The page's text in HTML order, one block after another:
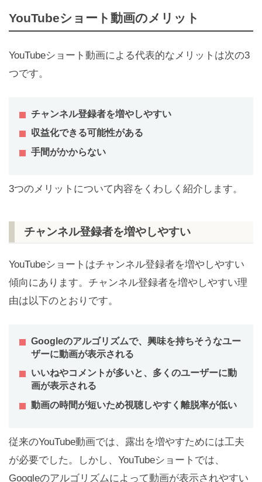
YouTubeショート動画のメリット
YouTubeショート動画による代表的なメリットは次の3
つです。
チャンネル登録者を増やしやすい
収益化できる可能性がある
手間がかからない
3つのメリットについて内容をくわしく紹介します。
チャンネル登録者を増やしやすい
YouTubeショートはチャンネル登録者を増やしやすい
傾向にあります。チャンネル登録者を増やしやすい理
由は以下のとおりです。
Googleのアルゴリズムで、興味を持ちそうなユー
ザーに動画が表示される
いいねやコメントが多いと、多くのユーザーに動
画が表示される
動画の時間が短いため視聴しやすく離脱率が低い
従来のYouTube動画では、露出を増やすためには工夫
が必要でした。しかし、YouTubeショートでは、
Googleのアルゴリズムによって動画が表示されやすい